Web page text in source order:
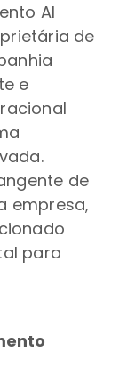
AI
de
e
de
empresa,
para